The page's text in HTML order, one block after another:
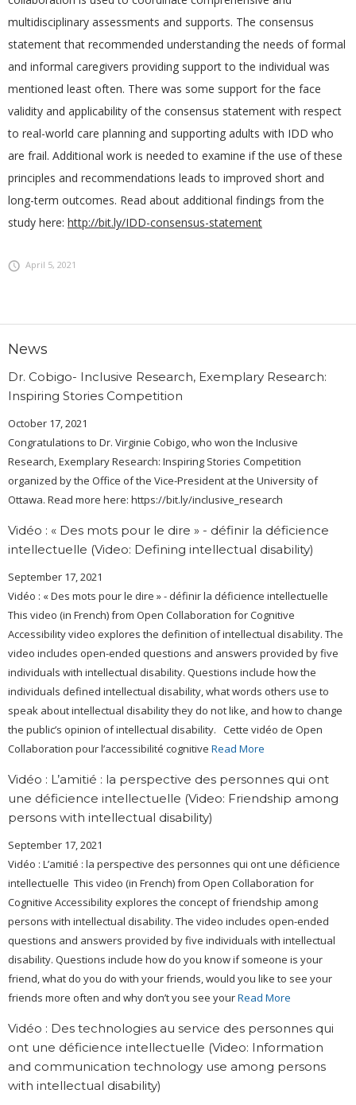
multidisciplinary assessments and supports. The consensus
statement that recommended understanding the needs of formal
and informal caregivers providing support to the individual was
mentioned least often. There was some support for the face
validity and applicability of the consensus statement with respect
to real-world care planning and supporting adults with IDD who
are frail. Additional work is needed to examine if the use of these
principles and recommendations leads to improved short and
long-term outcomes. Read about additional findings from the
study here: http://bit.ly/IDD-consensus-statement
April 5, 2021
News
Dr. Cobigo- Inclusive Research, Exemplary Research:
Inspiring Stories Competition
October 17, 2021
Congratulations to Dr. Virginie Cobigo, who won the Inclusive
Research, Exemplary Research: Inspiring Stories Competition
organized by the Office of the Vice-President at the University of
Ottawa. Read more here: https://bit.ly/inclusive_research
Vidéo : « Des mots pour le dire » - définir la déficience
intellectuelle (Video: Defining intellectual disability)
September 17, 2021
Vidéo : « Des mots pour le dire » - définir la déficience intellectuelle
This video (in French) from Open Collaboration for Cognitive
Accessibility video explores the definition of intellectual disability. The
video includes open-ended questions and answers provided by five
individuals with intellectual disability. Questions include how the
individuals defined intellectual disability, what words others use to
speak about intellectual disability they do not like, and how to change
the public’s opinion of intellectual disability. Cette vidéo de Open
Collaboration pour l’accessibilité cognitive Read More
Vidéo : L’amitié : la perspective des personnes qui ont
une déficience intellectuelle (Video: Friendship among
persons with intellectual disability)
September 17, 2021
Vidéo : L’amitié : la perspective des personnes qui ont une déficience
intellectuelle This video (in French) from Open Collaboration for
Cognitive Accessibility explores the concept of friendship among
persons with intellectual disability. The video includes open-ended
questions and answers provided by five individuals with intellectual
disability. Questions include how do you know if someone is your
friend, what do you do with your friends, would you like to see your
friends more often and why don’t you see yourRead More
Vidéo : Des technologies au service des personnes qui
ont une déficience intellectuelle (Video: Information
and communication technology use among persons
with intellectual disability)